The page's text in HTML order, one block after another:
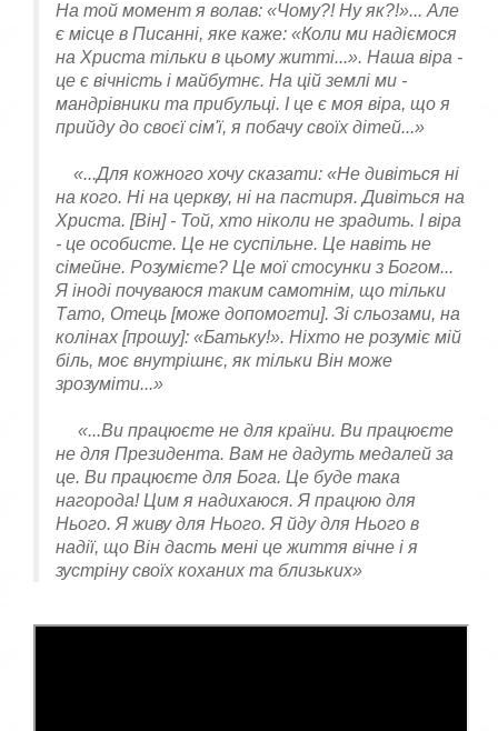
На той момент я волав: «Чому?! Ну як?!»... Але
є місце в Писанні, яке каже: «Коли ми надіємося
на Христа тільки в цьому житті...». Наша віра -
це є вічність і майбутнє. На цій землі ми -
мандрівники та прибульці. І це є моя віра, що я
прийду до своєї сім'ї, я побачу своїх дітей...»
«...Для кожного хочу сказати: «Не дивіться ні
на кого. Ні на церкву, ні на пастиря. Дивіться на
Христа. [Він] - Той, хто ніколи не зрадить. І віра
- це особисте. Це не суспільне. Це навіть не
сімейне. Розумієте? Це мої стосунки з Богом...
Я іноді почуваюся таким самотнім, що тільки
Тато, Отець [може допомогти]. Зі сльозами, на
колінах [прошу]: «Батьку!». Ніхто не розуміє мій
біль, моє внутрішнє, як тільки Він може
зрозуміти...»
«...Ви працюєте не для країни. Ви працюєте
не для Президента. Вам не дадуть медалей за
це. Ви працюєте для Бога. Це буде така
нагорода! Цим я надихаюся. Я працюю для
Нього. Я живу для Нього. Я йду для Нього в
надії, що Він дасть мені це життя вічне і я
зустріну своїх коханих та близьких»